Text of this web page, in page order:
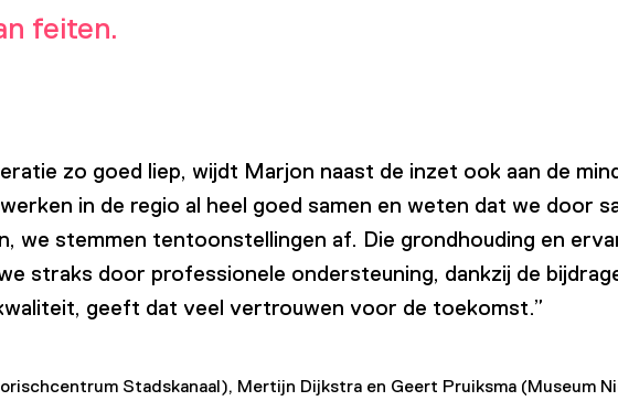
feiten.
zo goed liep, wijdt Marjon naast de inzet ook aan de
in de regio al heel goed samen en weten dat we door
we stemmen tentoonstellingen af. Die grondhouding en
straks door professionele ondersteuning, dankzij de
geeft dat veel vertrouwen voor de toekomst.”
Stadskanaal), Mertijn Dijkstra en Geert Pruiksma (Museum